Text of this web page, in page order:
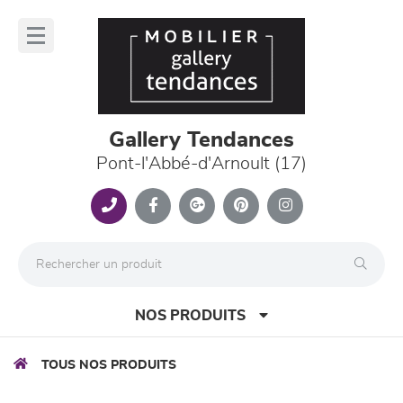
Gallery Tendances
Pont-l'Abbé-d'Arnoult (17)
NOS PRODUITS
TOUS NOS PRODUITS